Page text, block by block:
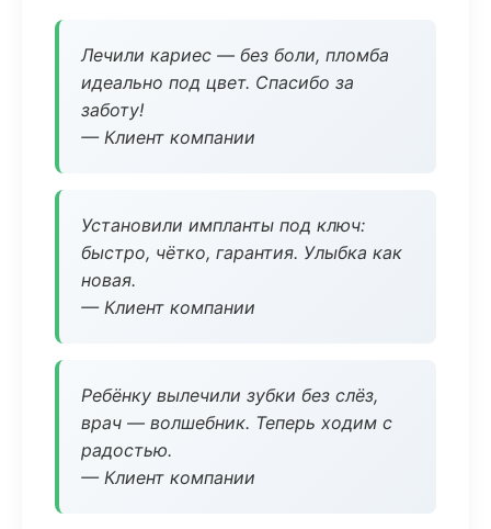
Лечили кариес — без боли, пломба
идеально под цвет. Спасибо за
заботу!
— Клиент компании
Установили импланты под ключ:
быстро, чётко, гарантия. Улыбка как
новая.
— Клиент компании
Ребёнку вылечили зубки без слёз,
врач — волшебник. Теперь ходим с
радостью.
— Клиент компании